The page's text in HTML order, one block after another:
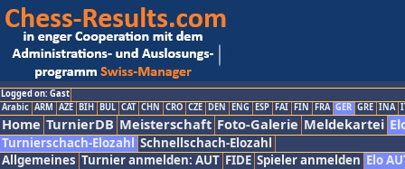
Logged on: Gast
Arabic ARM AZE BIH BUL CAT CHN CRO CZE DEN ENG ESP FAI FIN FRA GER GRE INA
Home TurnierDB Meisterschaft Foto-Galerie Meldekartei
Turnierschach-Elozahl Schnellschach-Elozahl
Allgemeines Turnier anmelden: AUT FIDE Spieler anmelden Elo